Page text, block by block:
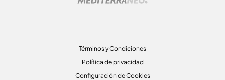
Términos y Condiciones
Política de privacidad
Configuración de Cookies